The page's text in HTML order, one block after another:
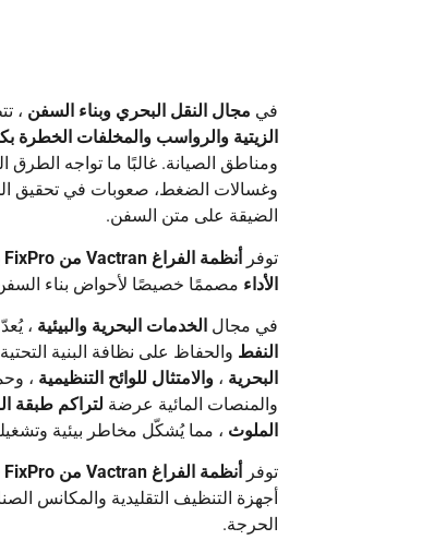
في مجال النقل البحري وبناء السفن ،
الزيتية والرواسب والمخلفات الخطرة
ومناطق الصيانة. غالبًا ما تواجه
وغسالات الضغط، صعوبات في تحقيق
الضيقة على متن السفن.
توفر أنظمة الفراغ Vactran من FixPro
الأداء مصممًا خصيصًا لأحواض بناء
في مجال الخدمات البحرية والبيئية ،
النفط والحفاظ على نظافة البنية التحتية
البحرية ، والامتثال للوائح التنظيمية ،
والمنصات المائية عرضة لتراكم طبقة
الملوث ، مما يُشكّل مخاطر بيئية
توفر أنظمة الفراغ Vactran من FixPro
أجهزة التنظيف التقليدية والمكانس
الحرجة.